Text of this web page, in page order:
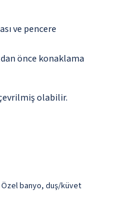
ve pencere
önce konaklama
olabilir.
banyo, duş/küvet